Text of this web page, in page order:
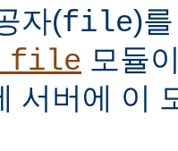
자(file)
모듈
서버에 이